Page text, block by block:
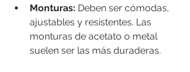
Monturas: Deben ser cómodas,
ajustables y resistentes. Las
monturas de acetato o metal
suelen ser las más duraderas.